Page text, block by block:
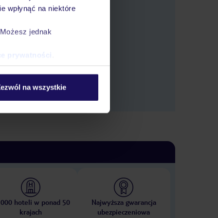
wpłynąć na niektóre
jednak
prywatności
na wszystkie
oferty.
hoteli w ponad 50
krajach
Najwyższa gwarancja
ubezpieczeniowa